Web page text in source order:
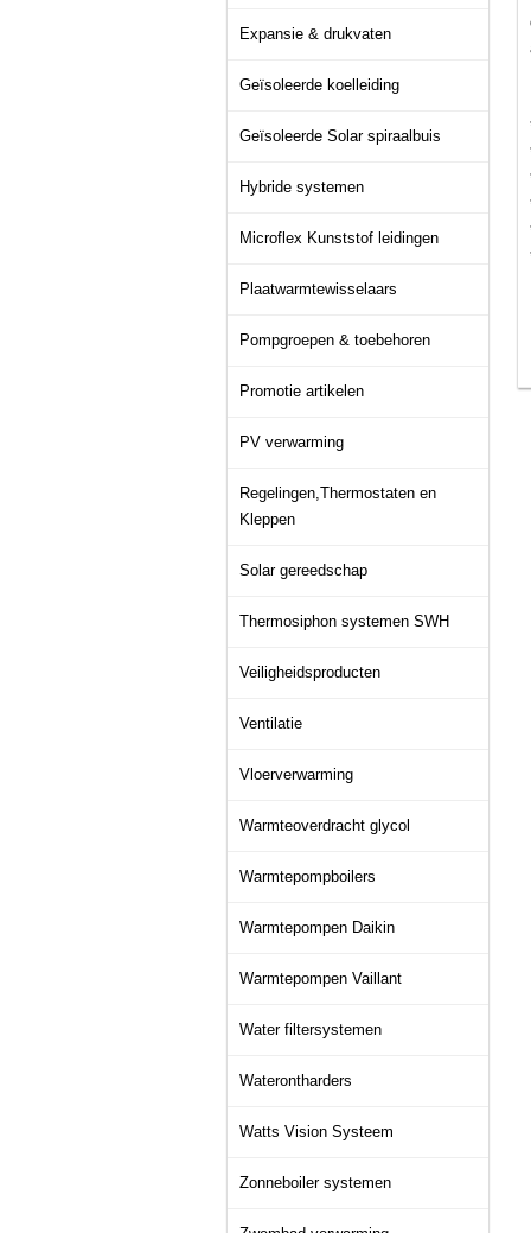
Expansie & drukvaten
Geïsoleerde koelleiding
Geïsoleerde Solar spiraalbuis
Hybride systemen
Microflex Kunststof leidingen
Plaatwarmtewisselaars
Pompgroepen & toebehoren
Promotie artikelen
PV verwarming
Regelingen,Thermostaten en
Kleppen
Solar gereedschap
Thermosiphon systemen SWH
Veiligheidsproducten
Ventilatie
Vloerverwarming
Warmteoverdracht glycol
Warmtepompboilers
Warmtepompen Daikin
Warmtepompen Vaillant
Water filtersystemen
Waterontharders
Watts Vision Systeem
Zonneboiler systemen